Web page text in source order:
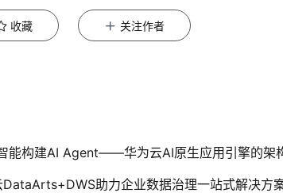
收藏 关注作者